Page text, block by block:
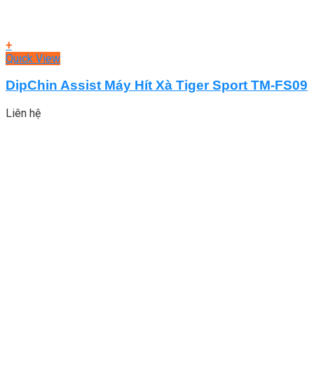
+
Quick View
DipChin Assist Máy Hít Xà Tiger Sport TM-FS09
Liên hệ